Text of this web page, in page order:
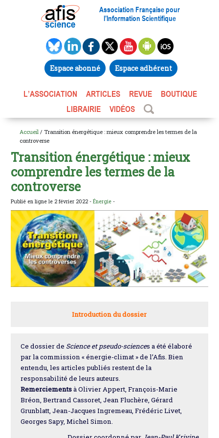
Association Française pour
l’Information Scientifique
Espace abonné Espace adhérent
L’ASSOCIATION ARTICLES REVUE
BOUTIQUE
LIBRAIRIE
VIDÉOS
Accueil / Transition énergétique : mieux comprendre les termes de la
controverse
Transition énergétique : mieux
comprendre les termes de la
controverse
Publié en ligne le 2 février 2022 -Énergie -
Introduction du dossier
Ce dossier de Science et pseudo-sciences a été élaboré
par la commission « énergie-climat » de l’Afis. Bien
entendu, les articles publiés restent de la
responsabilité de leurs auteurs.
Remerciementsà Olivier Appert, François-Marie
Bréon, Bertrand Cassoret, Jean Fluchère, Gérard
Grunblatt, Jean-Jacques Ingremeau, Frédéric Livet,
Georges Sapy, Michel Simon.